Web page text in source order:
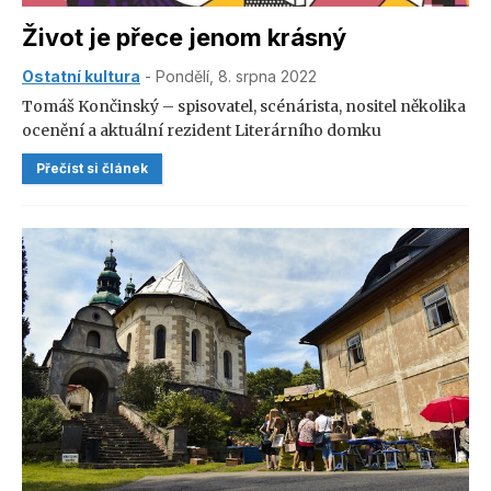
Život je přece jenom krásný
Ostatní kultura - Pondělí, 8. srpna 2022
Tomáš Končinský – spisovatel, scénárista, nositel několika
ocenění a aktuální rezident Literárního domku
v broumovském klášteře pořádá v úterý 9. 8. od 15 hodin
workshop a besedu pro děti i dospělé pod názvem Cesta
něco nového vytvořit, určitě přijďte.
Přečíst si článek